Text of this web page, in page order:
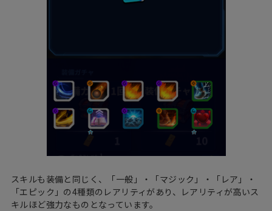
スキルも装備と同じく、「一般」・「マジック」・「レア」・
「エピック」の4種類のレアリティがあり、レアリティが高いス
キルほど強力なものとなっています。